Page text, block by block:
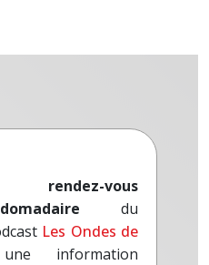
rendez-vous
du
Les Ondes de
information